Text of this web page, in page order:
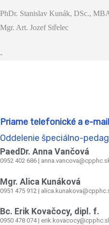
PhDr. Stanislav Kunák, DSc.,
Mgr. Art. Jozef Střelec
-
Priame telefonické a e-
Oddelenie špeciálno-
PaedDr. Anna Vančová
0952 402 686 |
Mgr. Alica Kunáková
0951 475 912 |
Bc. Erik Kovačocy, dipl. f.
0950 478 074 |